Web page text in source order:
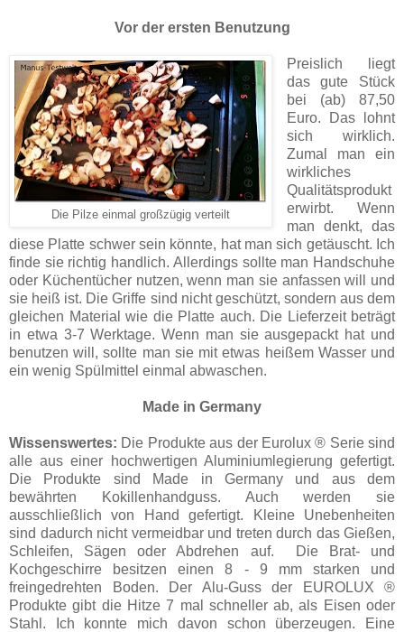
Vor der ersten Benutzung
Die Pilze einmal großzügig verteilt
Preislich liegt
das gute Stück
bei (ab) 87,50
Euro. Das lohnt
sich wirklich.
Zumal man ein
wirkliches
Qualitätsprodukt
erwirbt. Wenn
man denkt, das
diese Platte schwer sein könnte, hat man sich getäuscht. Ich
finde sie richtig handlich. Allerdings sollte man Handschuhe
oder Küchentücher nutzen, wenn man sie anfassen will und
sie heiß ist. Die Griffe sind nicht geschützt, sondern aus dem
gleichen Material wie die Platte auch. Die Lieferzeit beträgt
in etwa 3-7 Werktage. Wenn man sie ausgepackt hat und
benutzen will, sollte man sie mit etwas heißem Wasser und
ein wenig Spülmittel einmal abwaschen.
Made in Germany
Wissenswertes: Die Produkte aus der Eurolux® Serie sind
alle aus einer hochwertigen Aluminiumlegierung gefertigt.
Die Produkte sind Made in Germany und aus dem
bewährten Kokillenhandguss. Auch werden sie
ausschließlich von Hand gefertigt. Kleine Unebenheiten
sind dadurch nicht vermeidbar und treten durch das Gießen,
Schleifen, Sägen oder Abdrehen auf. Die Brat- und
Kochgeschirre besitzen einen 8 - 9 mm starken und
freingedrehten Boden. Der Alu-Guss der EUROLUX ®
Produkte gibt die Hitze 7 mal schneller ab, als Eisen oder
Stahl. Ich konnte mich davon schon überzeugen. Eine